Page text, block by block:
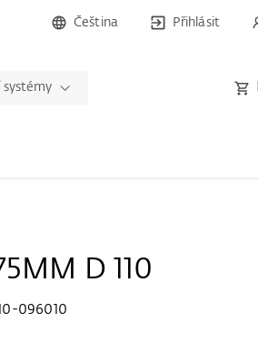
Čeština Přihlásit
systémy
D 110
096010